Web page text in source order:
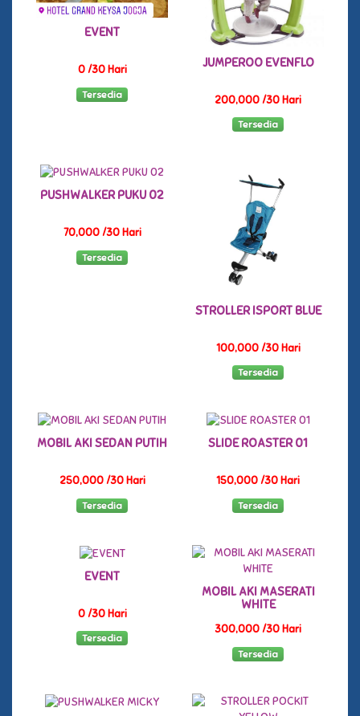
EVENT
0 /30 Hari
Tersedia
JUMPEROO EVENFLO
200,000 /30 Hari
Tersedia
PUSHWALKER PUKU 02
70,000 /30 Hari
Tersedia
STROLLER ISPORT BLUE
100,000 /30 Hari
Tersedia
MOBIL AKI SEDAN PUTIH
250,000 /30 Hari
Tersedia
SLIDE ROASTER 01
150,000 /30 Hari
Tersedia
EVENT
0 /30 Hari
Tersedia
MOBIL AKI MASERATI
WHITE
300,000 /30 Hari
Tersedia